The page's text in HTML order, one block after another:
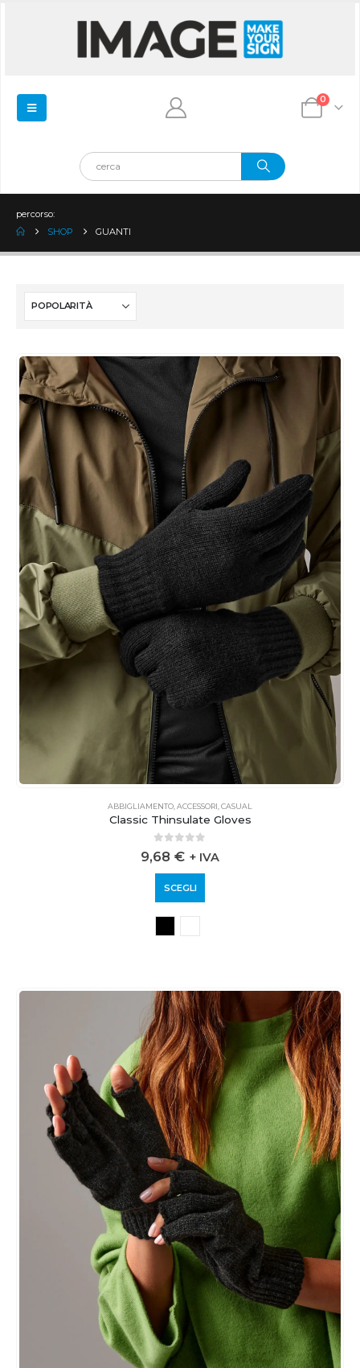
0
percorso:
SHOP
GUANTI
ABBIGLIAMENTO ACCESSORI CASUAL
Classic Thinsulate Gloves
0 out of 5
9,68 € + IVA
SCEGLI